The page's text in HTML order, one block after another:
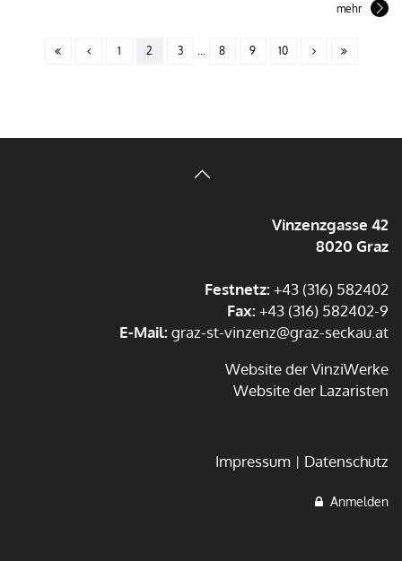
mehr
1 2 3 8 9 10
Vinzenzgasse 42
8020 Graz
Festnetz: +43 (316) 582402
Fax: +43 (316) 582402-9
E-Mail: graz-st-vinzenz@graz-seckau.at
Website der VinziWerke
Website der Lazaristen
Impressum Datenschutz
Anmelden